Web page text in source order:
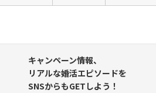
キャンペーン情報、
リアルな婚活エピソードを
SNSからもGETしよう！